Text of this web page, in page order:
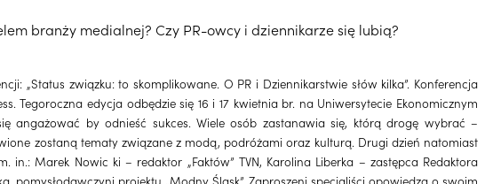
branży medialnej? Czy PR-owcy i dziennikarze się lubią?
związku: to skomplikowane. O PR i Dziennikarstwie słów kilka”. Konferencja
Tegoroczna edycja odbędzie się 16 i 17 kwietnia br. na Uniwersytecie Ekonomicznym
angażować by odnieść sukces. Wiele osób zastanawia się, którą drogę wybrać –
zostaną tematy związane z modą, podróżami oraz kulturą. Drugi dzień natomiast
Marek Nowic ki – redaktor „Faktów” TVN, Karolina Liberka – zastępca Redaktora